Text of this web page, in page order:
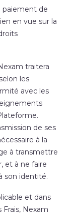
paiement de
en vue sur la
traitera
les
avec les
de ses
à la
à transmettre
et à ne faire
son identité.
et dans
Nexam